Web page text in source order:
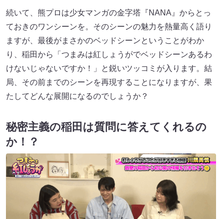
続いて、熊プロは少女マンガの金字塔『NANA』からとっ
ておきのワンシーンを。そのシーンの魅力を熱量高く語り
ますが、最後がまさかのベッドシーンということがわか
り、稲田から「つまみは紅しょうがでベッドシーンあるわ
けないじゃないですか！」と鋭いツッコミが入ります。結
局、その前までのシーンを再現することになりますが、果
たしてどんな展開になるのでしょうか？
秘密主義の稲田は質問に答えてくれるの
か！？